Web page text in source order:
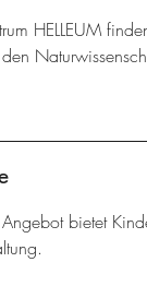
HELLEUM
bietet